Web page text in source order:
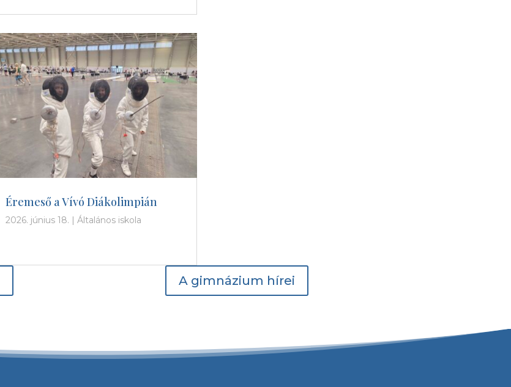
Éremeső a Vívó Diákolimpián
2026. június 18. | Általános iskola
A gimnázium hírei